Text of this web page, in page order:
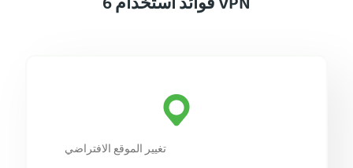
تغيير الموقع الافتراضي